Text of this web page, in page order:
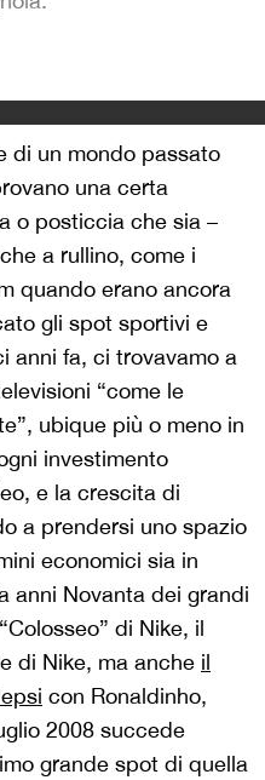
di un mondo passato
una certa
o posticcia che sia –
a rullino, come i
quando erano ancora
gli spot sportivi e
anni fa, ci trovavamo a
“come le
ubique più o meno in
investimento
e la crescita di
a prendersi uno spazio
economici sia in
anni Novanta dei grandi
di Nike, il
di Nike, ma anche il
con Ronaldinho,
2008 succede
grande spot di quella